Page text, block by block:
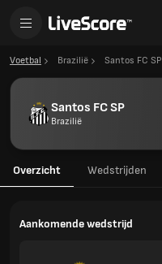
Voetbal Brazilië Santos FC SP
Santos FC SP
Brazilië
Overzicht Wedstrijden
Aankomende wedstrijd